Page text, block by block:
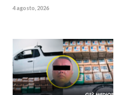
4 agosto, 2026